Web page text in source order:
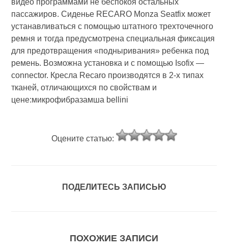
видео программами не беспокоя остальных
пассажиров. Сиденье RECARO Monza Seatfix может
устанавливаться с помощью штатного трехточечного
ремня и тогда предусмотрена специальная фиксация
для предотвращения «подныривания» ребенка под
ремень. Возможна установка и с помощью Isofix —
connector. Кресла Recaro производятся в 2-х типах
тканей, отличающихся по свойствам и
цене:микрофибразамша bellini
Оцените статью:
ПОДЕЛИТЕСЬ ЗАПИСЬЮ
ПОХОЖИЕ ЗАПИСИ